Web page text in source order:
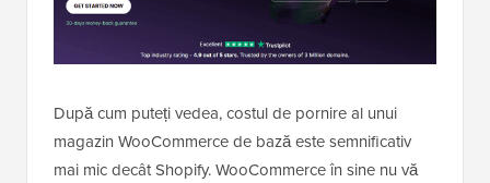
După cum puteți vedea, costul de pornire al unui
magazin WooCommerce de bază este semnificativ
mai mic decât Shopify. WooCommerce în sine nu vă